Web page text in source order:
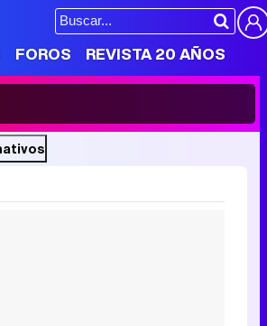
FOROS REVISTA 20 AÑOS